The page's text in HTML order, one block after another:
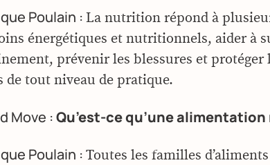
Poulain : La nutrition répond à
énergétiques et nutritionnels, aider à
prévenir les blessures et protéger
de tout niveau de pratique.
Move :Qu’est-ce qu’une
Poulain : Toutes les familles